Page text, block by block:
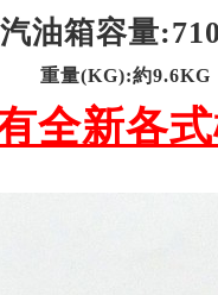
汽油箱容量
重量(KG):約9.6KG
全新各